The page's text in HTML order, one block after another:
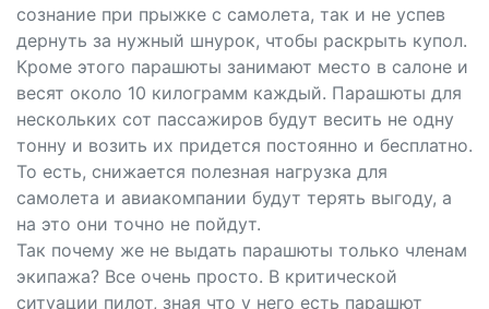
сознание при прыжке с самолета, так и не успев
дернуть за нужный шнурок, чтобы раскрыть купол.
Кроме этого парашюты занимают место в салоне и
весят около 10 килограмм каждый. Парашюты для
нескольких сот пассажиров будут весить не одну
тонну и возить их придется постоянно и бесплатно.
То есть, снижается полезная нагрузка для
самолета и авиакомпании будут терять выгоду, а
на это они точно не пойдут.
Так почему же не выдать парашюты только членам
экипажа? Все очень просто. В критической
ситуации пилот, зная что у него есть парашют